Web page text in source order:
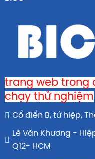
trang web trong
chạy thử nghiệm
Cổ điển B, tứ hiệp,
Lê Văn Khương -
Q12- HCM